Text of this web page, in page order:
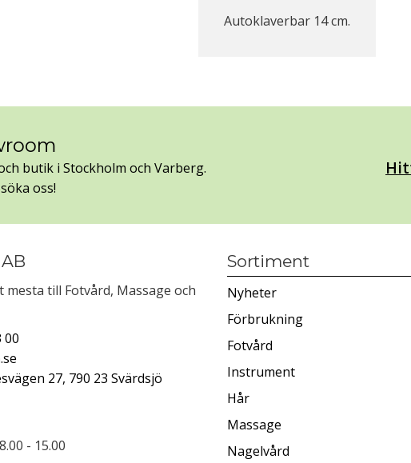
Autoklaverbar 14 cm.
butik i Stockholm och Varberg.
oss!
till Fotvård, Massage och
00
27, 790 23 Svärdsjö
- 15.00
Sortiment
Nyheter
Förbrukning
Fotvård
Instrument
Hår
Massage
Nagelvård